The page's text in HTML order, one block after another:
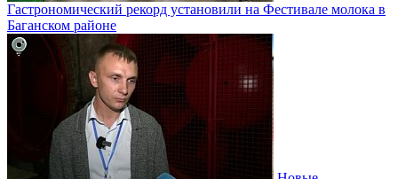
Гастрономический рекорд установили на Фестивале молока в
Баганском районе